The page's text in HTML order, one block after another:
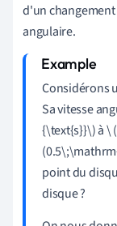
d'un
angulaire.
Considérons
Sa vitesse
{\text{s}}\)à \
pointdu
disque ?